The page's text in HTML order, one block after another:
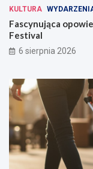
KULTURA
Fascynująca
Festival
6 sierpnia 2026